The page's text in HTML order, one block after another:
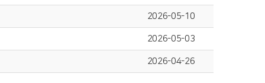
2026-05-10
2026-05-03
2026-04-26